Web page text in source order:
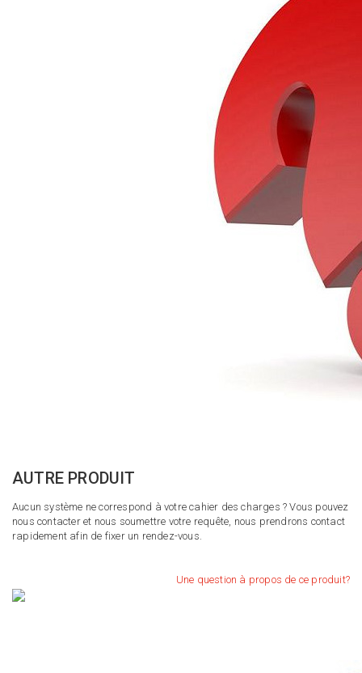
AUTRE PRODUIT
Aucun système ne correspond à votre cahier des charges ? Vous pouvez
nous contacter et nous soumettre votre requête, nous prendrons contact
rapidement afin de fixer un rendez-vous.
Une question à propos de ce produit?